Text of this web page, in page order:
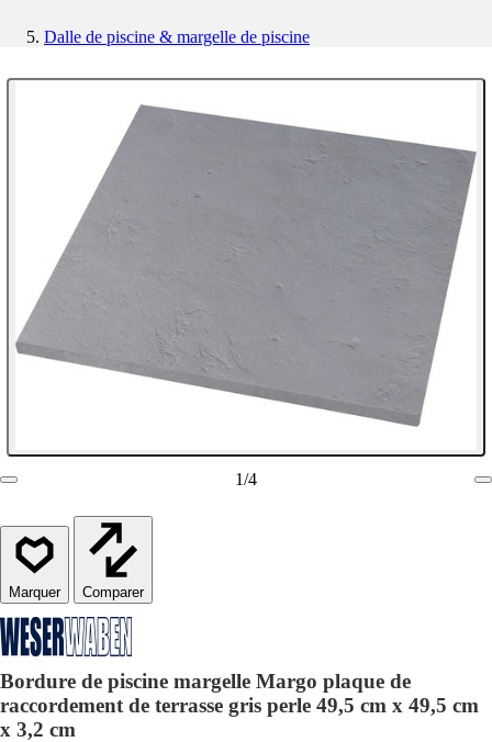
Dalle de piscine & margelle de piscine
1/4
Comparer
Bordure de piscine margelle Margo plaque de
raccordement de terrasse gris perle 49,5 cm x 49,5 cm
x 3,2 cm